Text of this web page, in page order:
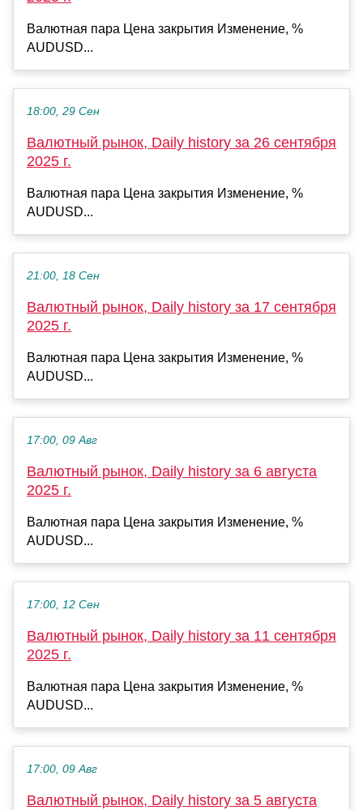
Валютная пара Цена закрытия Изменение, %
AUDUSD...
18:00, 29 Сен
Валютный рынок, Daily history за 26 сентября
2025 г.
Валютная пара Цена закрытия Изменение, %
AUDUSD...
21:00, 18 Сен
Валютный рынок, Daily history за 17 сентября
2025 г.
Валютная пара Цена закрытия Изменение, %
AUDUSD...
17:00, 09 Авг
Валютный рынок, Daily history за 6 августа
2025 г.
Валютная пара Цена закрытия Изменение, %
AUDUSD...
17:00, 12 Сен
Валютный рынок, Daily history за 11 сентября
2025 г.
Валютная пара Цена закрытия Изменение, %
AUDUSD...
17:00, 09 Авг
Валютный рынок, Daily history за 5 августа